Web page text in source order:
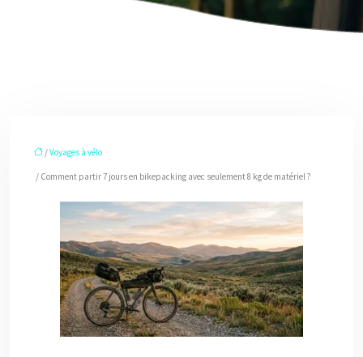
/Voyages à vélo
/ Comment partir 7 jours en bikepacking avec seulement 8 kg de matériel ?